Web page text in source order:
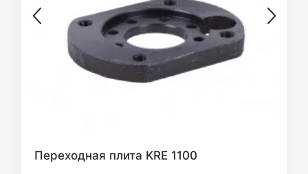
Переходная плита KRE 1100